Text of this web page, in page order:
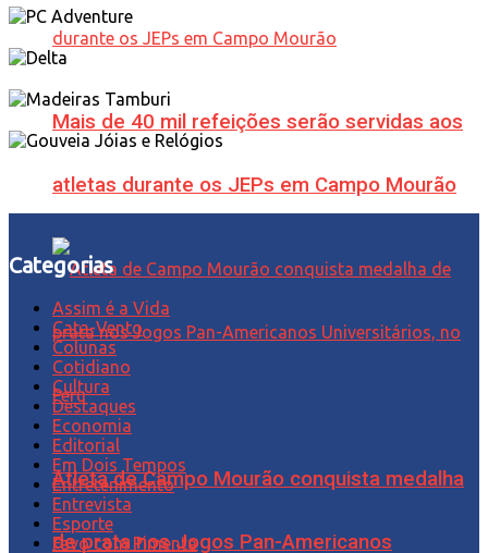
Mais de 40 mil refeições serão servidas aos
atletas durante os JEPs em Campo Mourão
Atleta de Campo Mourão conquista medalha
de prata nos Jogos Pan-Americanos
Categorias
Assim é a Vida
Cata-Vento
Colunas
Cotidiano
Cultura
Destaques
Economia
Editorial
Em Dois Tempos
Entretenimento
Entrevista
Esporte
Favo com Pimenta